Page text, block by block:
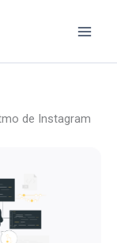
de Instagram